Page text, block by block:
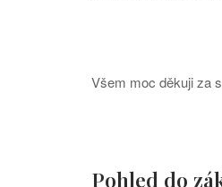
Všem moc děkuji za
Pohled do